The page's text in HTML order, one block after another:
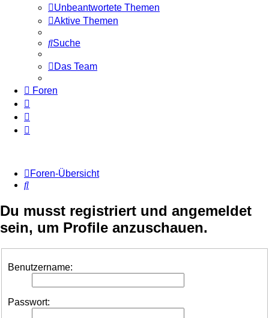
Unbeantwortete Themen
Aktive Themen
Suche
Das Team
Foren
Foren-Übersicht
Suche
Du musst registriert und angemeldet
sein, um Profile anzuschauen.
Benutzername:
Passwort: